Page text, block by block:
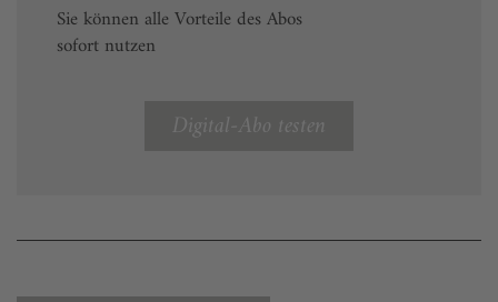
Sie können alle Vorteile des Abos
sofort nutzen
Digital-Abo testen